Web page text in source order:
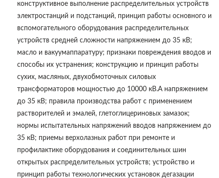
конструктивное выполнение распределительных устройств
электростанций и подстанций, принцип работы основного и
вспомогательного оборудования распределительных
устройств средней сложности напряжением до 35 кВ;
масло и вакуумаппаратуру; признаки повреждения вводов и
способы их устранения; конструкцию и принцип работы
сухих, масляных, двухобмоточных силовых
трансформаторов мощностью до 10000 кВ.А напряжением
до 35 кВ; правила производства работ с применением
растворителей и эмалей, глетоглицериновых замазок;
нормы испытательных напряжений вводов напряжением до
35 кВ; приемы верхолазных работ при ремонте и
профилактике оборудования и соединительных шин
открытых распределительных устройств; устройство и
принцип работы технологических установок дегазации